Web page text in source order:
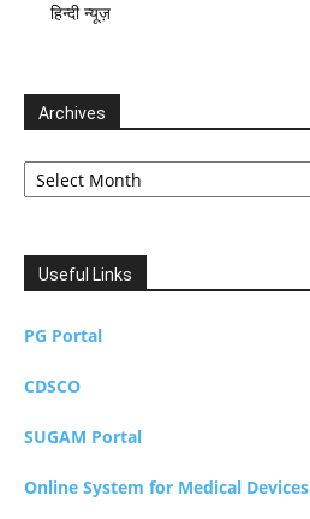
हिन्दी न्यूज़
Archives
Archives
Useful Links
PG Portal
CDSCO
SUGAM Portal
Online System for Medical Devices